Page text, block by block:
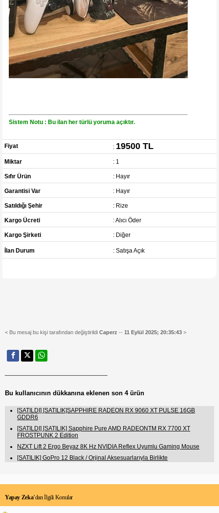
Sistem Notu : Bu ilan her türlü yoruma açıktır.
Fiyat : 19500 TL
Miktar : 1
Sıfır Ürün : Hayır
Garantisi Var : Hayır
Satıldığı Şehir : Rize
Kargo Ücreti : Alıcı Öder
Kargo Şirketi : Diğer
İlan Durum : Satışa Açık
< Bu mesaj bu kişi tarafından değiştirildi Caperz -- 11 Eylül 2025; 20:35:43 >
Bu kullanıcının dükkanına eklenen son 4 ürün
[SATILDI] [SATILIK]SAPPHIRE RADEON RX 9060 XT PULSE 16GB
GDDR6
[SATILDI] [SATILIK] Sapphire Pure AMD RADEONTM RX 7700 XT
FROSTPUNK 2 Edition
NZXT Lift 2 Ergo Beyaz 8K Hz NVIDIA Reflex Uyumlu Gaming Mouse
[SATILIK] GoPro 12 Black / Orjinal Aksesuarlarıyla Birlikte
Yapay Zeka’dan İlgili Konular